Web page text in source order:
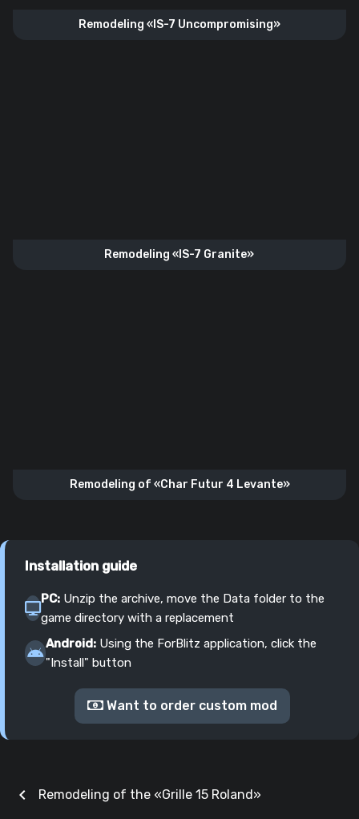
Remodeling «IS-7 Uncompromising»
Remodeling «IS-7 Granite»
Remodeling of «Char Futur 4 Levante»
Installation guide
PC: Unzip the archive, move the Data folder to the
game directory with a replacement
Android: Using the ForBlitz application, click the
"Install" button
Want to order custom mod
chevron_left Remodeling of the «Grille 15 Roland»